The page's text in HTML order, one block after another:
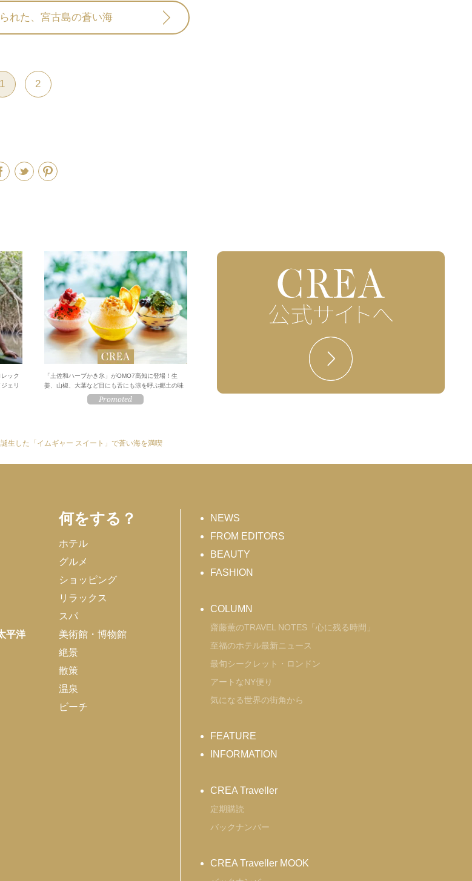
れた、宮古島の蒼い海
1 2
ック
ェリ
「土佐和ハーブかき氷」がOMO7高知に登場！生
姜、山椒、大葉など目にも舌にも涼を呼ぶ郷土の味
生した「イムギャー スイート」で蒼い海を満喫
平洋
何をする？
ホテル
グルメ
ショッピング
リラックス
スパ
美術館・博物館
絶景
散策
温泉
ビーチ
NEWS
FROM EDITORS
BEAUTY
FASHION
COLUMN
齋藤薫のTRAVEL NOTES「心に残る時間」
至福のホテル最新ニュース
最旬シークレット・ロンドン
アートなNY便り
気になる世界の街角から
FEATURE
INFORMATION
CREA Traveller
定期購読
バックナンバー
CREA Traveller MOOK